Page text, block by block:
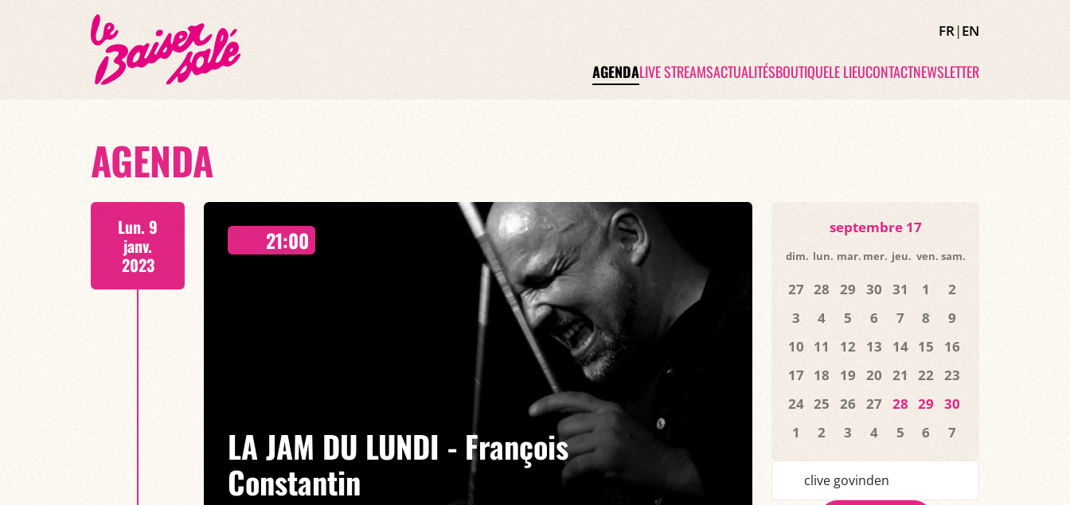
FR|EN
AGENDALIVE STREAMSACTUALITÉSBOUTIQUELE LIEUCONTACTNEWSLETTER
AGENDA
septembre 17
dim. lun. mar. mer. jeu. ven. sam.
27 28 29 30 31 1
2
3
4 5 6 7 8
9
10
11 12 13 14 15
16
17
18 19 20 21 22 23
24 25 26 27 28 29
30
1
2 3 4 5 6 7
Lun. 9
janv.
2023
21:00
LA JAM DU LUNDI - François
Constantin